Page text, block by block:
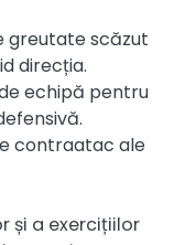
greutate scăzut
direcția.
echipă pentru
contraatac ale
și a exercițiilor